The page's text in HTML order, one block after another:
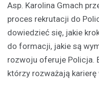
Asp. Karolina Gmach
proces rekrutacji do
dowiedzieć się, jakie
do formacji, jakie są
rozwoju oferuje Policja.
którzy rozważają karierę